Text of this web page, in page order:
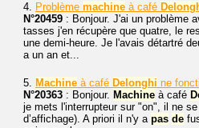
4. Problème machine à café
N°20459 : Bonjour. J'ai un problème
tasses j'en récupère que quatre, le
une demi-heure. Je l'avais détartré
a un an et...
5. Machine à café Delonghi ne
N°20363 : Bonjour. Machine à café
je mets l'interrupteur sur "on", il ne
d’affichage). A priori il n'y a pas de